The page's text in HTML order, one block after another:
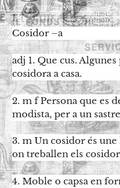
Cosidor –a
adj 1. Que cus.
cosidora a casa.
2. m f Persona que es
modista, per a un
3. m Un cosidor és
on treballen els
4. Moble o capsa en